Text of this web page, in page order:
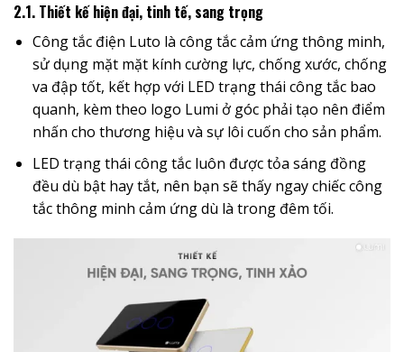
2.1. Thiết kế hiện đại, tinh tế, sang trọng
Công tắc điện Luto là công tắc cảm ứng thông minh,
sử dụng mặt mặt kính cường lực, chống xước, chống
va đập tốt, kết hợp với LED trạng thái công tắc bao
quanh, kèm theo logo Lumi ở góc phải tạo nên điểm
nhấn cho thương hiệu và sự lôi cuốn cho sản phẩm.
LED trạng thái công tắc luôn được tỏa sáng đồng
đều dù bật hay tắt, nên bạn sẽ thấy ngay chiếc công
tắc thông minh cảm ứng dù là trong đêm tối.